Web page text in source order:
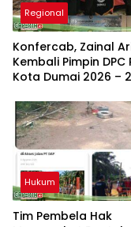
Regional
Konfercab, Zainal
Kembali Pimpin DPC
Kota Dumai 2026 –
Hukum
Tim Pembela Hak